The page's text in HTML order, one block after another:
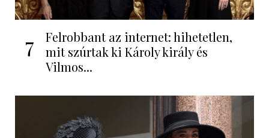
7
Felrobbant az internet: hihetetlen,
mit szúrtak ki Károly király és
Vilmos...